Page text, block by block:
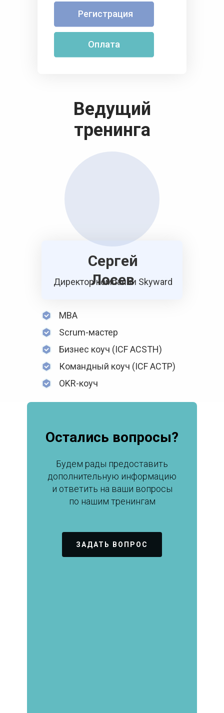
Сергей
Лосев
Директор компании Skyward
MBA
Scrum-мастер
Бизнес коуч (ICF ACSTH)
Командный коуч (ICF ACTP)
OKR-коуч
Оплата
Регистрация
Ведущий
тренинга
Остались вопросы?
Будем рады предоставить
дополнительную информацию
и ответить на ваши вопросы
по нашим тренингам
ЗАДАТЬ ВОПРОС